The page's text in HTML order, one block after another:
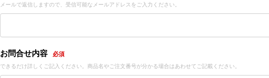
メールで返信しますので、受信可能なメールアドレスをご入力ください。
お問合せ内容 必須
できるだけ詳しくご記入ください。商品名やご注文番号が分かる場合はあわせてご記載ください。